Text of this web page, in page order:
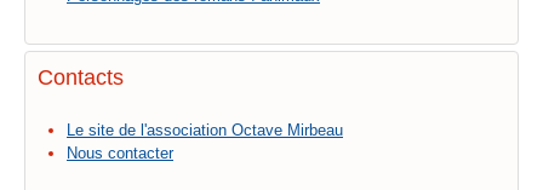
Contacts
Le site de l'association Octave Mirbeau
Nous contacter